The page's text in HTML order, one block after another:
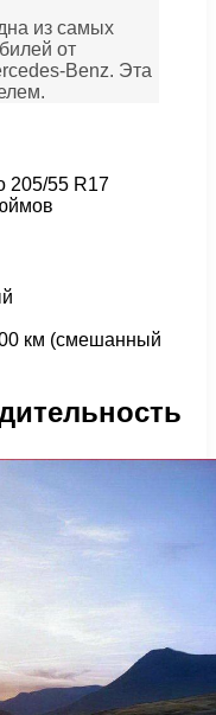
из самых
от
Benz. Эта
205/55 R17
км (смешанный